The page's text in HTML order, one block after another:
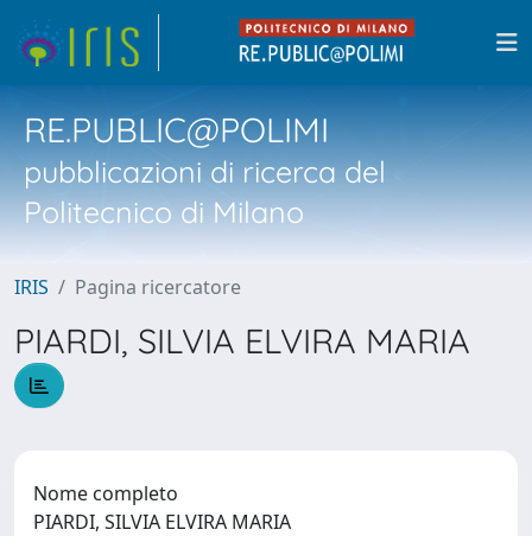
RE.PUBLIC@POLIMI
pubblicazioni di ricerca del
Politecnico di Milano
IRIS Pagina ricercatore
PIARDI, SILVIA ELVIRA MARIA
Nome completo
PIARDI, SILVIA ELVIRA MARIA